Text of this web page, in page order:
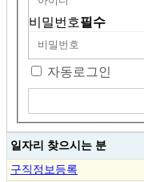
비밀번호필수
자동로그인
일자리 찾으시는 분
구직정보등록